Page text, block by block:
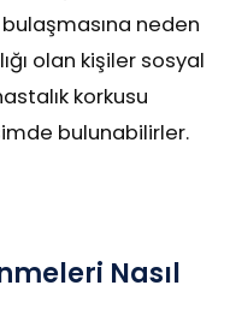
neden
olan kişiler sosyal
korkusu
bulunabilirler.
Nasıl